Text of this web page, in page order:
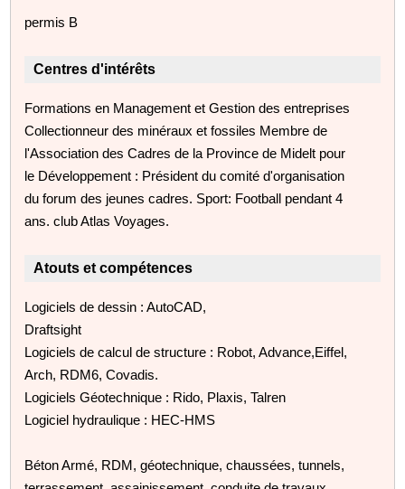
permis B
Centres d'intérêts
Formations en Management et Gestion des entreprises
Collectionneur des minéraux et fossiles Membre de
l'Association des Cadres de la Province de Midelt pour
le Développement : Président du comité d'organisation
du forum des jeunes cadres. Sport: Football pendant 4
ans. club Atlas Voyages.
Atouts et compétences
Logiciels de dessin : AutoCAD,
Draftsight
Logiciels de calcul de structure : Robot, Advance,Eiffel,
Arch, RDM6, Covadis.
Logiciels Géotechnique : Rido, Plaxis, Talren
Logiciel hydraulique : HEC-HMS
Béton Armé, RDM, géotechnique, chaussées, tunnels,